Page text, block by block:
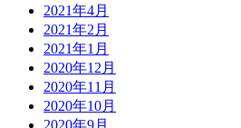
2021年4月
2021年2月
2021年1月
2020年12月
2020年11月
2020年10月
2020年9月